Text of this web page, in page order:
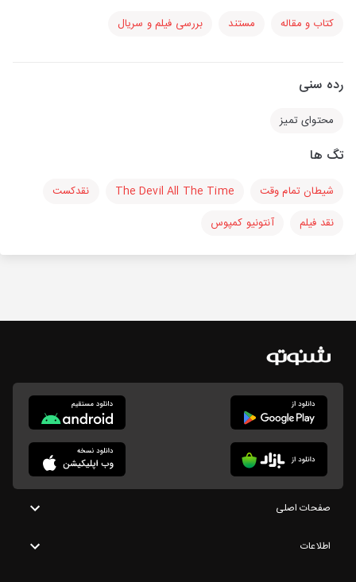
کتاب و مقاله مستند بررسی فیلم و سریال
رده سنی
محتوای تمیز
تگ ها
شیطان تمام وقت The Devil All The Time
نقدکست
نقد فیلم
آنتونیو کمپوس
صفحات اصلی
اطلاعات